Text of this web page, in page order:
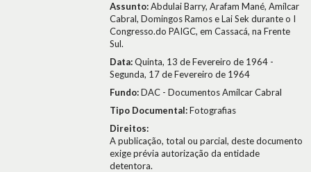
Assunto:Abdulai Barry, Arafam Mané, Amílcar
Cabral, Domingos Ramos e Lai Sek durante o I
Congresso.do PAIGC, em Cassacá, na Frente
Sul.
Data:Quinta, 13 de Fevereiro de 1964 -
Segunda, 17 de Fevereiro de 1964
Fundo:DAC - Documentos Amílcar Cabral
Tipo Documental:Fotografias
Direitos:
A publicação, total ou parcial, deste documento
exige prévia autorização da entidade
detentora.